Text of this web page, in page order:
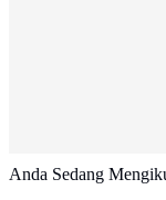
Anda Sedang